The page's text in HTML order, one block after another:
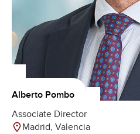
Alberto Pombo
Associate Director
Madrid, Valencia